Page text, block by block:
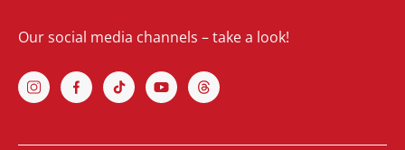
Our social media channels – take a look!